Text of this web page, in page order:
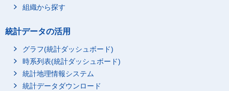
組織から探す
統計データの活用
グラフ(統計ダッシュボード)
時系列表(統計ダッシュボード)
統計地理情報システム
統計データダウンロード